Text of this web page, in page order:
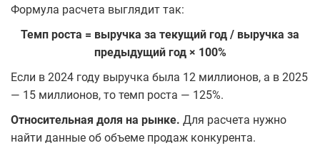
Формула расчета выглядит так:
Темп роста = выручка за текущий год / выручка за
предыдущий год × 100%
Если в 2024 году выручка была 12 миллионов, а в 2025
— 15 миллионов, то темп роста — 125%.
Относительная доля на рынке. Для расчета нужно
найти данные об объеме продаж конкурента.